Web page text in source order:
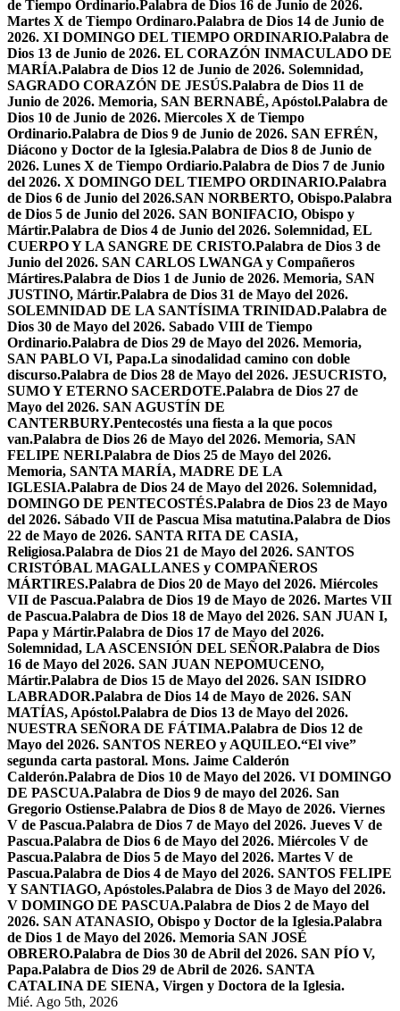
de Tiempo Ordinario.Palabra de Dios 16 de Junio de 2026.
Martes X de Tiempo Ordinaro.Palabra de Dios 14 de Junio de
2026. XI DOMINGO DEL TIEMPO ORDINARIO.Palabra de
Dios 13 de Junio de 2026. EL CORAZÓN INMACULADO DE
MARÍA.Palabra de Dios 12 de Junio de 2026. Solemnidad,
SAGRADO CORAZÓN DE JESÚS.Palabra de Dios 11 de
Junio de 2026. Memoria, SAN BERNABÉ, Apóstol.Palabra de
Dios 10 de Junio de 2026. Miercoles X de Tiempo
Ordinario.Palabra de Dios 9 de Junio de 2026. SAN EFRÉN,
Diácono y Doctor de la Iglesia.Palabra de Dios 8 de Junio de
2026. Lunes X de Tiempo Ordiario.Palabra de Dios 7 de Junio
del 2026. X DOMINGO DEL TIEMPO ORDINARIO.Palabra
de Dios 6 de Junio del 2026.SAN NORBERTO, Obispo.Palabra
de Dios 5 de Junio del 2026. SAN BONIFACIO, Obispo y
Mártir.Palabra de Dios 4 de Junio del 2026. Solemnidad, EL
CUERPO Y LA SANGRE DE CRISTO.Palabra de Dios 3 de
Junio del 2026. SAN CARLOS LWANGA y Compañeros
Mártires.Palabra de Dios 1 de Junio de 2026. Memoria, SAN
JUSTINO, Mártir.Palabra de Dios 31 de Mayo del 2026.
SOLEMNIDAD DE LA SANTÍSIMA TRINIDAD.Palabra de
Dios 30 de Mayo del 2026. Sabado VIII de Tiempo
Ordinario.Palabra de Dios 29 de Mayo del 2026. Memoria,
SAN PABLO VI, Papa.La sinodalidad camino con doble
discurso.Palabra de Dios 28 de Mayo del 2026. JESUCRISTO,
SUMO Y ETERNO SACERDOTE.Palabra de Dios 27 de
Mayo del 2026. SAN AGUSTÍN DE
CANTERBURY.Pentecostés una fiesta a la que pocos
van.Palabra de Dios 26 de Mayo del 2026. Memoria, SAN
FELIPE NERI.Palabra de Dios 25 de Mayo del 2026.
Memoria, SANTA MARÍA, MADRE DE LA
IGLESIA.Palabra de Dios 24 de Mayo del 2026. Solemnidad,
DOMINGO DE PENTECOSTÉS.Palabra de Dios 23 de Mayo
del 2026. Sábado VII de Pascua Misa matutina.Palabra de Dios
22 de Mayo de 2026. SANTA RITA DE CASIA,
Religiosa.Palabra de Dios 21 de Mayo del 2026. SANTOS
CRISTÓBAL MAGALLANES y COMPAÑEROS
MÁRTIRES.Palabra de Dios 20 de Mayo del 2026. Miércoles
VII de Pascua.Palabra de Dios 19 de Mayo de 2026. Martes VII
de Pascua.Palabra de Dios 18 de Mayo del 2026. SAN JUAN I,
Papa y Mártir.Palabra de Dios 17 de Mayo del 2026.
Solemnidad, LA ASCENSIÓN DEL SEÑOR.Palabra de Dios
16 de Mayo del 2026. SAN JUAN NEPOMUCENO,
Mártir.Palabra de Dios 15 de Mayo del 2026. SAN ISIDRO
LABRADOR.Palabra de Dios 14 de Mayo de 2026. SAN
MATÍAS, Apóstol.Palabra de Dios 13 de Mayo del 2026.
NUESTRA SEÑORA DE FÁTIMA.Palabra de Dios 12 de
Mayo del 2026. SANTOS NEREO y AQUILEO.“El vive”
segunda carta pastoral. Mons. Jaime Calderón
Calderón.Palabra de Dios 10 de Mayo del 2026. VI DOMINGO
DE PASCUA.Palabra de Dios 9 de mayo del 2026. San
Gregorio Ostiense.Palabra de Dios 8 de Mayo de 2026. Viernes
V de Pascua.Palabra de Dios 7 de Mayo del 2026. Jueves V de
Pascua.Palabra de Dios 6 de Mayo del 2026. Miércoles V de
Pascua.Palabra de Dios 5 de Mayo del 2026. Martes V de
Pascua.Palabra de Dios 4 de Mayo del 2026. SANTOS FELIPE
Y SANTIAGO, Apóstoles.Palabra de Dios 3 de Mayo del 2026.
V DOMINGO DE PASCUA.Palabra de Dios 2 de Mayo del
2026. SAN ATANASIO, Obispo y Doctor de la Iglesia.Palabra
de Dios 1 de Mayo del 2026. Memoria SAN JOSÉ
OBRERO.Palabra de Dios 30 de Abril del 2026. SAN PÍO V,
Papa.Palabra de Dios 29 de Abril de 2026. SANTA
CATALINA DE SIENA, Virgen y Doctora de la Iglesia.
Mié. Ago 5th, 2026